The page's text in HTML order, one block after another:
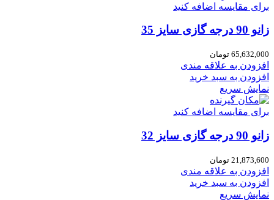
برای مقایسه اضافه کنید
زانو 90 درجه گازی سایز 35
65,632,000 تومان
افزودن به علاقه مندی
افزودن به سبد خرید
نمایش سریع
برای مقایسه اضافه کنید
زانو 90 درجه گازی سایز 32
21,873,600 تومان
افزودن به علاقه مندی
افزودن به سبد خرید
نمایش سریع